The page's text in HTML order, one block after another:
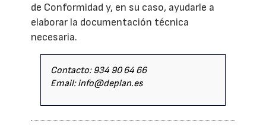
de Conformidad y, en su caso, ayudarle a
elaborar la documentación técnica
necesaria.
Contacto: 934 90 64 66
Email: info@deplan.es